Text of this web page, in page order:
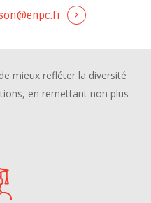
mieux refléter la diversité
en remettant non plus